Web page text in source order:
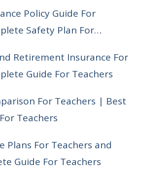
Policy Guide For
Safety Plan For
Retirement Insurance For
Guide For Teachers
For Teachers | Best
Teachers
Plans For Teachers and
Guide For Teachers